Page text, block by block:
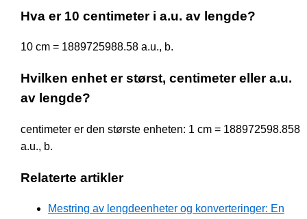
Hva er 10 centimeter i a.u. av lengde?
10 cm = 1889725988.58 a.u., b.
Hvilken enhet er størst, centimeter eller a.u.
av lengde?
centimeter er den største enheten: 1 cm = 188972598.858
a.u., b.
Relaterte artikler
Mestring av lengdeenheter og konverteringer: En